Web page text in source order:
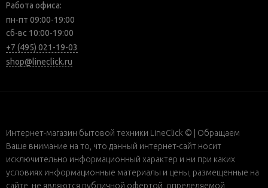
Работа офиса:
пн-пт 09:00-19:00
сб-вс 10:00-19:00
+7 (495) 021-19-03
shop@lineclick.ru
Интернет-магазин бытовой техники LineClick © | Обращаем
Ваше внимание на то, что данный интернет-сайт носит
исключительно информационный характер и ни при каких
условиях информационные материалы и цены, размещенные на
сайте, не являются публичной офертой, определяемой